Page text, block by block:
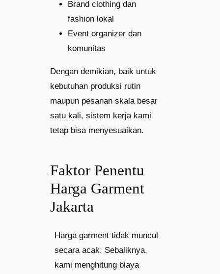
Brand clothing dan
fashion lokal
Event organizer dan
komunitas
Dengan demikian, baik untuk
kebutuhan produksi rutin
maupun pesanan skala besar
satu kali, sistem kerja kami
tetap bisa menyesuaikan.
Faktor Penentu
Harga Garment
Jakarta
Harga garment tidak muncul
secara acak. Sebaliknya,
kami menghitung biaya